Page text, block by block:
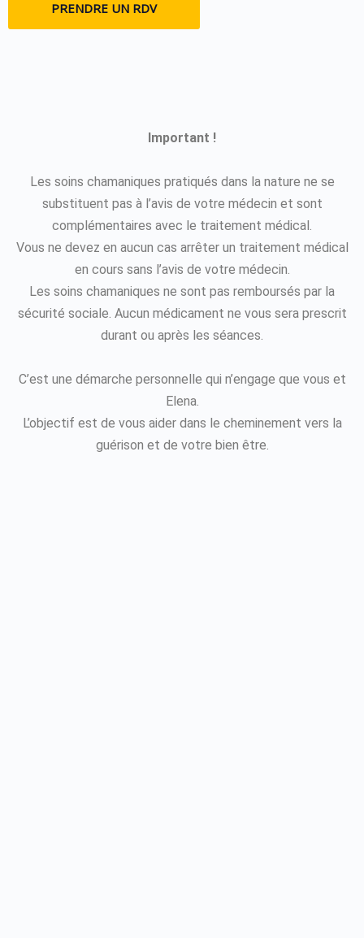
PRENDRE UN RDV
Important !
Les soins chamaniques pratiqués dans la nature ne se
substituent pas à l’avis de votre médecin et sont
complémentaires avec le traitement médical.
Vous ne devez en aucun cas arrêter un traitement médical
en cours sans l’avis de votre médecin.
Les soins chamaniques ne sont pas remboursés par la
sécurité sociale. Aucun médicament ne vous sera prescrit
durant ou après les séances.
C’est une démarche personnelle qui n’engage que vous et
Elena.
L’objectif est de vous aider dans le cheminement vers la
guérison et de votre bien être.